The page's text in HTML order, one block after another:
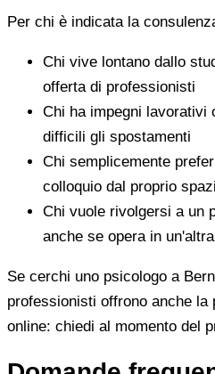
Per chi è indicata la
Chi vive lontano dallo
offerta di professionisti
Chi ha impegni lavorativi
difficili gli spostamenti
Chi semplicemente
colloquio dal proprio
Chi vuole rivolgersi a un
anche se opera in
Se cerchi uno psicologo a
professionisti offrono anche la
online: chiedi al momento del